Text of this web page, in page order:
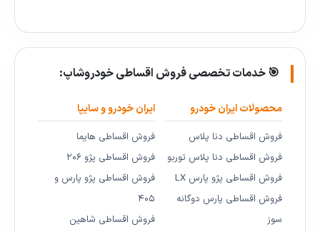
🎯 خدمات تخصصی فروش اقساطی خودروشاپ:
محصولات ایران خودرو
فروش اقساطی دنا پلاس
فروش اقساطی دنا پلاس توربو
فروش اقساطی پژو پارس LX
فروش اقساطی پارس دوگانه
سوز
ایران خودرو و سایپا
فروش اقساطی هایما
فروش اقساطی پژو ۲۰۶
فروش اقساطی پژو پارس و
۴۰۵
فروش اقساطی شاهین